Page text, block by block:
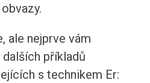
ale nejprve vám
příkladů
s technikem Er: